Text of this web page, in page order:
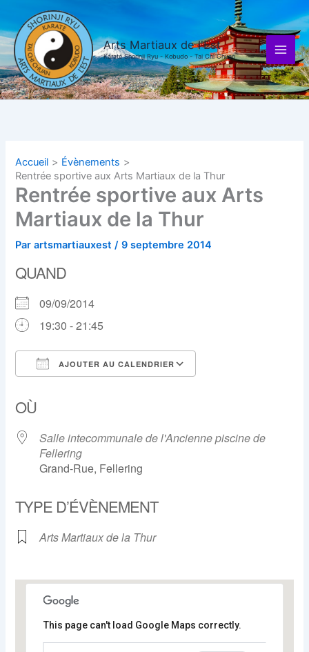
contenu
Arts Martiaux de l'Est
Karaté Shorinji Ryu - Kobudo - Tai Chi Chuan
Accueil
Évènements
Rentrée sportive aux Arts Martiaux de la Thur
Rentrée sportive aux Arts
Martiaux de la Thur
Parartsmartiauxest/9 septembre 2014
QUAND
09/09/2014
19:30 - 21:45
AJOUTER AU CALENDRIER
OÙ
Salle intecommunale de l'Ancienne piscine de
Fellering
Grand-Rue, Fellering
TYPE D’ÉVÈNEMENT
Arts Martiaux de la Thur
This page can't load Google Maps correctly.